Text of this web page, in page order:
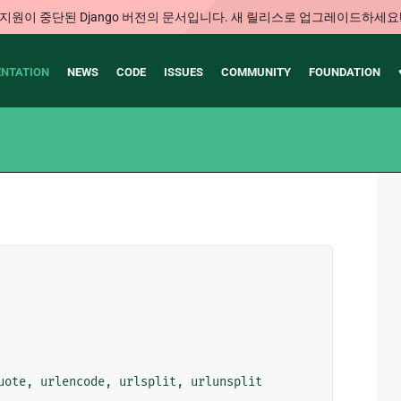
원이 중단된 Django 버전의 문서입니다. 새 릴리스로 업그레이드하세요
NEWS CODE ISSUES COMMUNITY FOUNDATION
, urlencode, urlsplit , urlunsplit